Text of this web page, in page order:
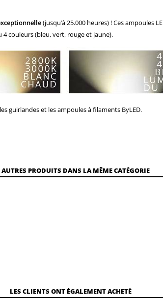
(jusqu’à 25.000 heures) ! Ces ampoules
4 couleurs (bleu, vert, rouge et jaune).
guirlandes et les ampoules à filaments ByLED.
PRODUITS DANS LA MÊME CATÉGORIE
LES CLIENTS ONT ÉGALEMENT ACHETÉ